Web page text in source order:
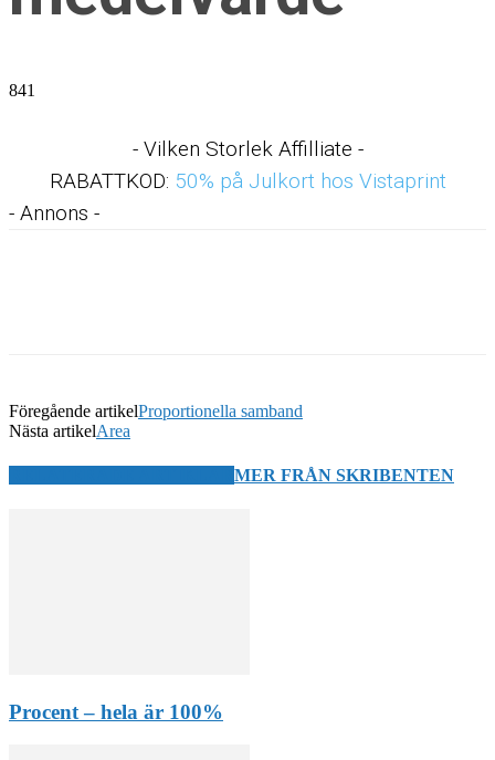
841
- Vilken Storlek Affilliate -
RABATTKOD: 50% på Julkort hos Vistaprint
- Annons -
Föregående artikelProportionella samband
Nästa artikelArea
MER FRÅN SKRIBENTEN
Procent – hela är 100%